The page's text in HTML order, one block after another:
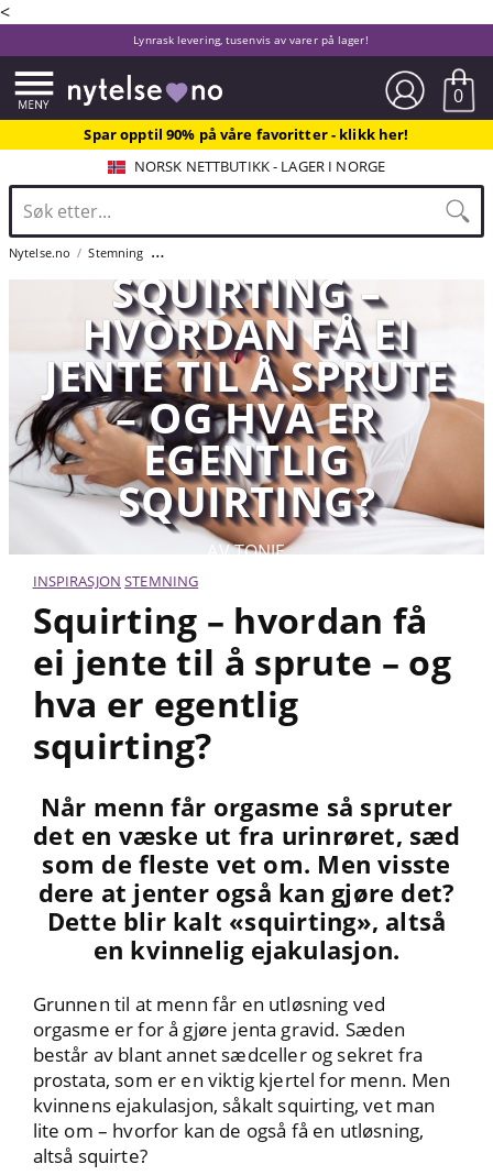
<
Lynrask levering, tusenvis av varer på lager!
0
Spar opptil 90% på våre favoritter - klikk her!
NORSK NETTBUTIKK - LAGER I NORGE
Nytelse.no Stemning Squirting – hvordan få ei jente til å sprute – og hva er
SQUIRTING –
HVORDAN FÅ EI
JENTE TIL Å SPRUTE
– OG HVA ER
EGENTLIG
SQUIRTING?
AV TONJE
INSPIRASJON STEMNING
Squirting – hvordan få
ei jente til å sprute – og
hva er egentlig
squirting?
Når menn får orgasme så spruter
det en væske ut fra urinrøret, sæd
som de fleste vet om. Men visste
dere at jenter også kan gjøre det?
Dette blir kalt «squirting», altså
en kvinnelig ejakulasjon.
Grunnen til at menn får en utløsning ved
orgasme er for å gjøre jenta gravid. Sæden
består av blant annet sædceller og sekret fra
prostata, som er en viktig kjertel for menn. Men
kvinnens ejakulasjon, såkalt squirting, vet man
lite om – hvorfor kan de også få en utløsning,
altså squirte?